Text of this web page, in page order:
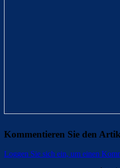
Kommentieren Sie den
Loggen Sie sich ein, um einen